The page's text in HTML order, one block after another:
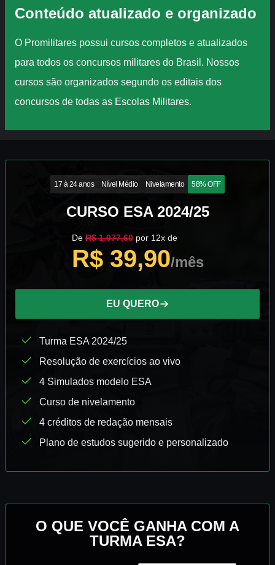
Conteúdo atualizado e organizado
O Promilitares possui cursos completos e atualizados
para todos os concursos militares do Brasil. Nossos
cursos são organizados segundo os editais dos
concursos de todas as Escolas Militares.
17 à 24 anos Nível Médio Nivelamento 58% OFF
CURSO ESA 2024/25
DeR$ 1.077,60por 12x de
R$ 39,90/mês
EU QUERO
Turma ESA 2024/25
Resolução de exercícios ao vivo
4 Simulados modelo ESA
Curso de nivelamento
4 créditos de redação mensais
Plano de estudos sugerido e personalizado
O QUE VOCÊ GANHA COM A
TURMA ESA?